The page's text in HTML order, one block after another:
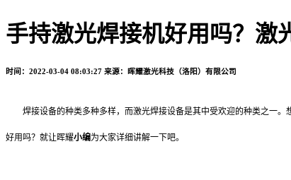
手持激光焊接机好用吗？激
时间：2022-03-04 08:03:27 来源：晖耀激光科技（洛阳）有限公司
焊接设备的种类多种多样，而激光焊接设备是其中受欢迎的种类之一
好用吗？就让晖耀小编为大家详细讲解一下吧。